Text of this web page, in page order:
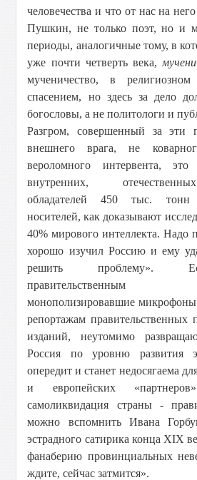
человечества и что от нас на
Пушкин, не только поэт, но и
периоды, аналогичные тому, в
уже почти четверть века,
мученичество, в религиозном
спасением, но здесь за дело
богословы, а не политологи и
Разгром, совершенный за эти
внешнего врага, не
вероломного интервента, это
внутренних,
обладателей 450 тыс. тонн
носителей, как доказывают
40% мирового интеллекта. Надо
хорошо изучил Россию и ему
решить проблему».
правительственным
монополизировавшие
репортажам правительственных
изданий, неутомимо
Россия по уровню развития
опередит и станет недосягаема
и европейских
самоликвидация страны -
можно вспомнить Ивана
эстрадного сатирика конца XIX
фанаберию провинциальных
ждите, сейчас затмится».